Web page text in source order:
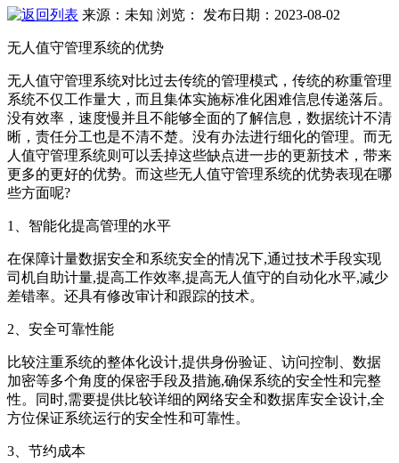
来源：未知 浏览： 发布日期：2023-08-02
无人值守管理系统的优势
无人值守管理系统对比过去传统的管理模式，传统的称重管理
系统不仅工作量大，而且集体实施标准化困难信息传递落后。
没有效率，速度慢并且不能够全面的了解信息，数据统计不清
晰，责任分工也是不清不楚。没有办法进行细化的管理。而无
人值守管理系统则可以丢掉这些缺点进一步的更新技术，带来
更多的更好的优势。而这些无人值守管理系统的优势表现在哪
些方面呢?
1、智能化提高管理的水平
在保障计量数据安全和系统安全的情况下,通过技术手段实现
司机自助计量,提高工作效率,提高无人值守的自动化水平,减少
差错率。还具有修改审计和跟踪的技术。
2、安全可靠性能
比较注重系统的整体化设计,提供身份验证、访问控制、数据
加密等多个角度的保密手段及措施,确保系统的安全性和完整
性。同时,需要提供比较详细的网络安全和数据库安全设计,全
方位保证系统运行的安全性和可靠性。
3、节约成本